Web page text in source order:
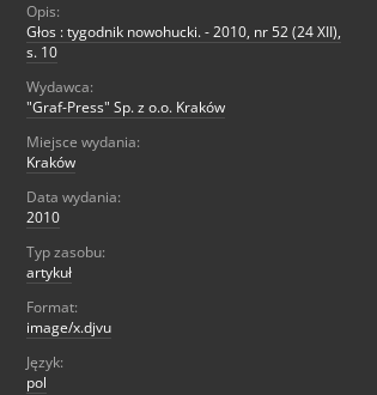
Opis:
Głos : tygodnik nowohucki. - 2010, nr 52 (24 XII),
s. 10
Wydawca:
"Graf-Press" Sp. z o.o. Kraków
Miejsce wydania:
Kraków
Data wydania:
2010
Typ zasobu:
artykuł
Format:
image/x.djvu
Język:
pol